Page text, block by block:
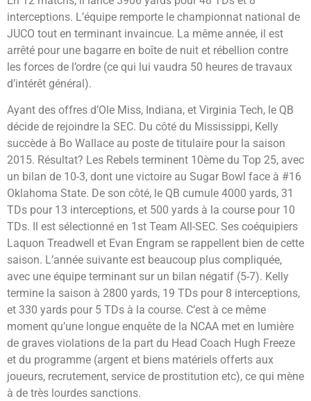
interceptions. L’équipe remporte le championnat national de
JUCO tout en terminant invaincue. La même année, il est
arrêté pour une bagarre en boîte de nuit et rébellion contre
les forces de l’ordre (ce qui lui vaudra 50 heures de travaux
d’intérêt général).
Ayant des offres d’Ole Miss, Indiana, et Virginia Tech, le QB
décide de rejoindre la SEC. Du côté du Mississippi, Kelly
succède à Bo Wallace au poste de titulaire pour la saison
2015. Résultat? Les Rebels terminent 10ème du Top 25, avec
un bilan de 10-3, dont une victoire au Sugar Bowl face à #16
Oklahoma State. De son côté, le QB cumule 4000 yards, 31
TDs pour 13 interceptions, et 500 yards à la course pour 10
TDs. Il est sélectionné en 1st Team All-SEC. Ses coéquipiers
Laquon Treadwell et Evan Engram se rappellent bien de cette
saison. L’année suivante est beaucoup plus compliquée,
avec une équipe terminant sur un bilan négatif (5-7). Kelly
termine la saison à 2800 yards, 19 TDs pour 8 interceptions,
et 330 yards pour 5 TDs à la course. C’est à ce même
moment qu’une longue enquête de la NCAA met en lumière
de graves violations de la part du Head Coach Hugh Freeze
et du programme (argent et biens matériels offerts aux
joueurs, recrutement, service de prostitution etc), ce qui mène
à de très lourdes sanctions.